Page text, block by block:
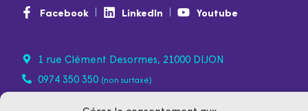
Facebook LinkedIn Youtube
1 rue Clément Desormes, 21000 DIJON
0974 350 350 (non surtaxé)